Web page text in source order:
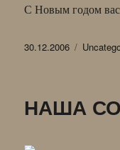
С Новым годом
Опубликовано
30.12.2006 Рубрики
НАША